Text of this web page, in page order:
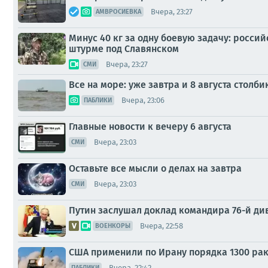
АМВРОСИЕВКА Вчера, 23:27
Минус 40 кг за одну боевую задачу:
штурме под Славянском
СМИ Вчера, 23:27
Все на море: уже завтра и 8 августа
ПАБЛИКИ Вчера, 23:06
Главные новости к вечеру 6 августа
СМИ Вчера, 23:03
Оставьте все мысли о делах на завтра
СМИ Вчера, 23:03
Путин заслушал доклад командира 76-й
ВОЕНКОРЫ Вчера, 22:58
США применили по Ирану порядка 1300